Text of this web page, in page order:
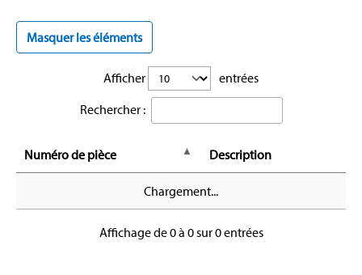
Masquer les éléments
Afficher
entrées
Rechercher :
Numéro de pièce Description
Chargement...
Affichage de 0 à 0 sur 0 entrées